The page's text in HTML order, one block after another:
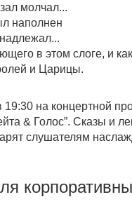
молчал...
наполнен
в этом слоге, и
и Царицы.
на концертной
& Голос”. Сказы и
слушателям